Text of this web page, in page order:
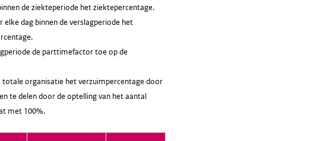
de ziekteperiode het ziektepercentage.
dag binnen de verslagperiode het
de parttimefactor toe op de
organisatie het verzuimpercentage door
te delen door de optelling van het aantal
met 100%.